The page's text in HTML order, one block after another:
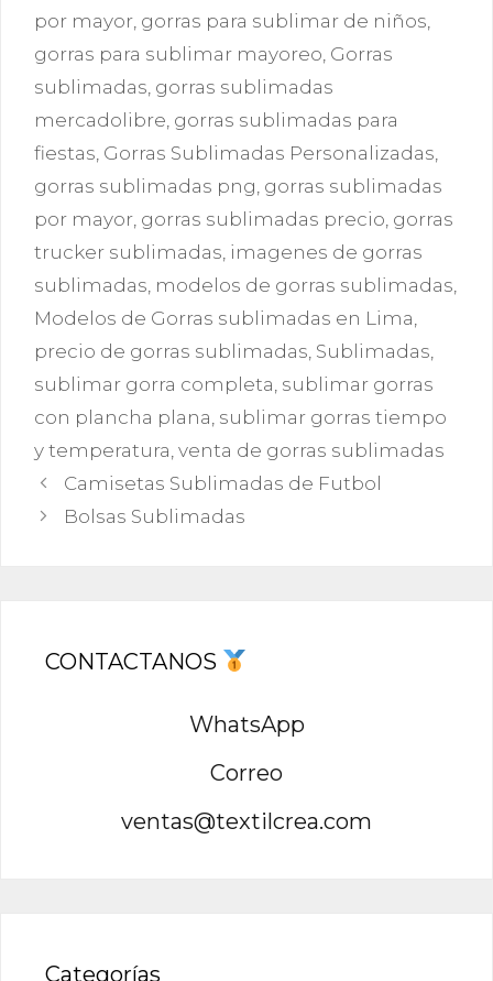
por mayor gorras para sublimar de niños
gorras para sublimar mayoreo Gorras
sublimadas gorras sublimadas
mercadolibre gorras sublimadas para
fiestas Gorras Sublimadas Personalizadas
gorras sublimadas png gorras sublimadas
por mayor gorras sublimadas precio gorras
trucker sublimadas imagenes de gorras
sublimadas modelos de gorras sublimadas
Modelos de Gorras sublimadas en Lima
precio de gorras sublimadas Sublimadas
sublimar gorra completa sublimar gorras
con plancha plana sublimar gorras tiempo
y temperatura venta de gorras sublimadas
Camisetas Sublimadas de Futbol
Bolsas Sublimadas
CONTACTANOS
WhatsApp
Correo
ventas@textilcrea.com
Categorías